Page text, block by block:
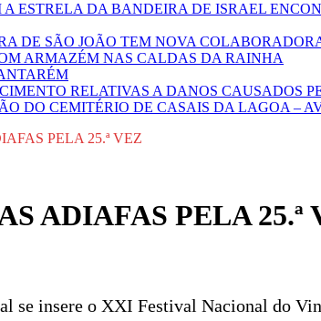
ESTRELA DA BANDEIRA DE ISRAEL
DE SÃO JOÃO TEM NOVA
ARMAZÉM NAS CALDAS DA RAINHA
RELATIVAS A DANOS CAUSADOS
DO CEMITÉRIO DE CASAIS DA LAGOA –
PELA 25.ª VEZ
ADIAFAS PELA 25.ª
se insere o XXI Festival Nacional do